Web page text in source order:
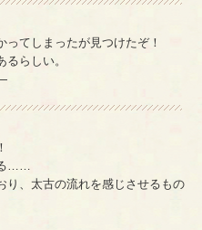
てしまったが見つけたぞ！
らしい。
る……
、太古の流れを感じさせるもの